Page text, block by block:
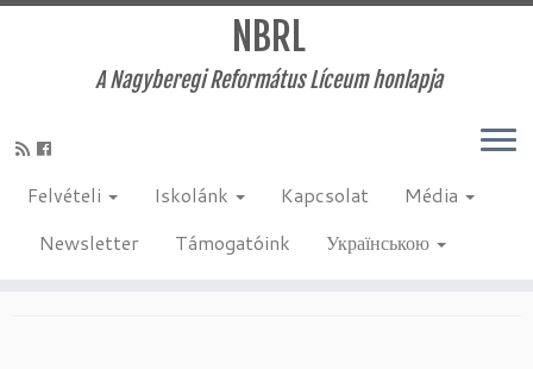
content
NBRL
A Nagyberegi Református Líceum honlapja
Felvételi Iskolánk Kapcsolat
Média
Newsletter
Támogatóink Українською
Győzelem három felvonásban